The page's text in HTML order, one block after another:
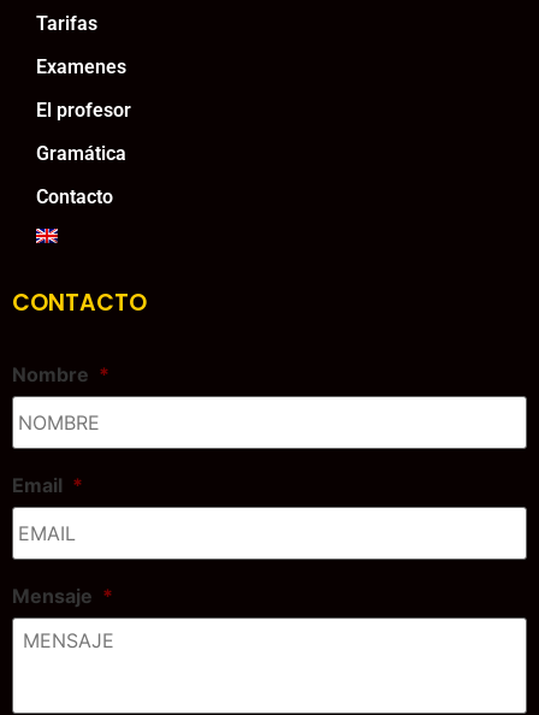
Tarifas
Examenes
El profesor
Gramática
Contacto
CONTACTO
Nombre *
Email *
Mensaje *